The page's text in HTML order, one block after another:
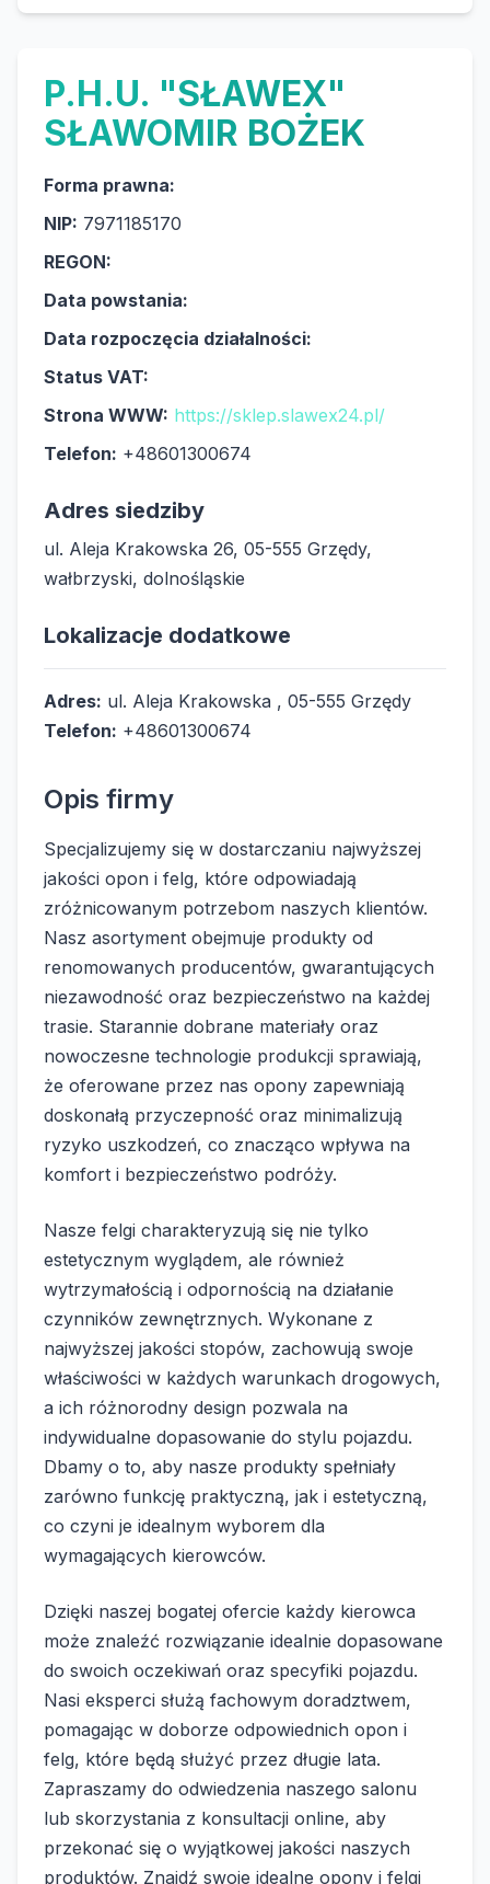
P.H.U. "SŁAWEX"
SŁAWOMIR BOŻEK
Forma prawna:
NIP: 7971185170
REGON:
Data powstania:
Data rozpoczęcia działalności:
Status VAT:
Strona WWW: https://sklep.slawex24.pl/
Telefon: +48601300674
Adres siedziby
ul. Aleja Krakowska 26, 05-555 Grzędy,
wałbrzyski, dolnośląskie
Lokalizacje dodatkowe
Adres: ul. Aleja Krakowska , 05-555 Grzędy
Telefon: +48601300674
Opis firmy
Specjalizujemy się w dostarczaniu najwyższej
jakości opon i felg, które odpowiadają
zróżnicowanym potrzebom naszych klientów.
Nasz asortyment obejmuje produkty od
renomowanych producentów, gwarantujących
niezawodność oraz bezpieczeństwo na każdej
trasie. Starannie dobrane materiały oraz
nowoczesne technologie produkcji sprawiają,
że oferowane przez nas opony zapewniają
doskonałą przyczepność oraz minimalizują
ryzyko uszkodzeń, co znacząco wpływa na
komfort i bezpieczeństwo podróży.
Nasze felgi charakteryzują się nie tylko
estetycznym wyglądem, ale również
wytrzymałością i odpornością na działanie
czynników zewnętrznych. Wykonane z
najwyższej jakości stopów, zachowują swoje
właściwości w każdych warunkach drogowych,
a ich różnorodny design pozwala na
indywidualne dopasowanie do stylu pojazdu.
Dbamy o to, aby nasze produkty spełniały
zarówno funkcję praktyczną, jak i estetyczną,
co czyni je idealnym wyborem dla
wymagających kierowców.
Dzięki naszej bogatej ofercie każdy kierowca
może znaleźć rozwiązanie idealnie dopasowane
do swoich oczekiwań oraz specyfiki pojazdu.
Nasi eksperci służą fachowym doradztwem,
pomagając w doborze odpowiednich opon i
felg, które będą służyć przez długie lata.
Zapraszamy do odwiedzenia naszego salonu
lub skorzystania z konsultacji online, aby
przekonać się o wyjątkowej jakości naszych
produktów. Znajdź swoje idealne opony i felgi